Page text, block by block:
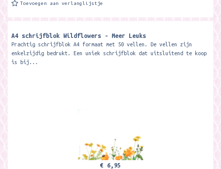
Toevoegen aan verlanglijstje
A4 schrijfblok Wildflowers - Meer Leuks
Prachtig schrijfblok A4 formaat met 50 vellen. De vellen zijn
enkelzijdig bedrukt. Een uniek schrijfblok dat uitsluitend te koop
is bij...
€ 6,95